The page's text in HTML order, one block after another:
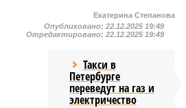
Екатерина Степанова
Опубликовано: 22.12.2025 19:49
Отредактировано: 22.12.2025 19:49
Такси в
Петербурге
переведут на газ и
электричество